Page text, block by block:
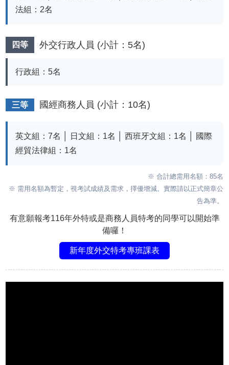
法組： 2名
四等 外交行政人員 (小計：5名)
行政組：5名
三等 國經商務人員 (小計：10名)
英文組：7名 │ 日文組： 1名 │ 西班牙文組： 1名 │ 國際
經貿法律組： 1名
※ 合計總需用名額：85名
※ 需用名額為暫定，視考試成績及需求，擇優增減。實際請以正式簡章公
告為準。
有意願報考116年外特或是商務人員特考的同學可以開始準
備囉！
新年度外交特考專班課表